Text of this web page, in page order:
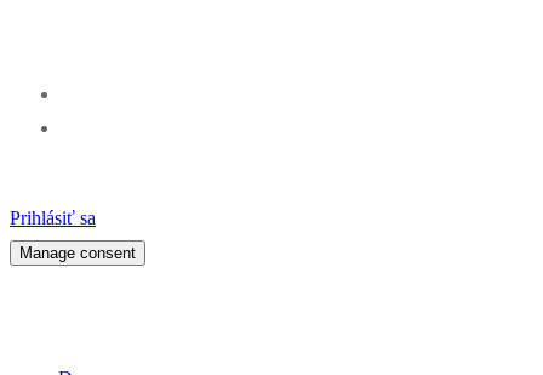
Prihlásiť sa
Manage consent